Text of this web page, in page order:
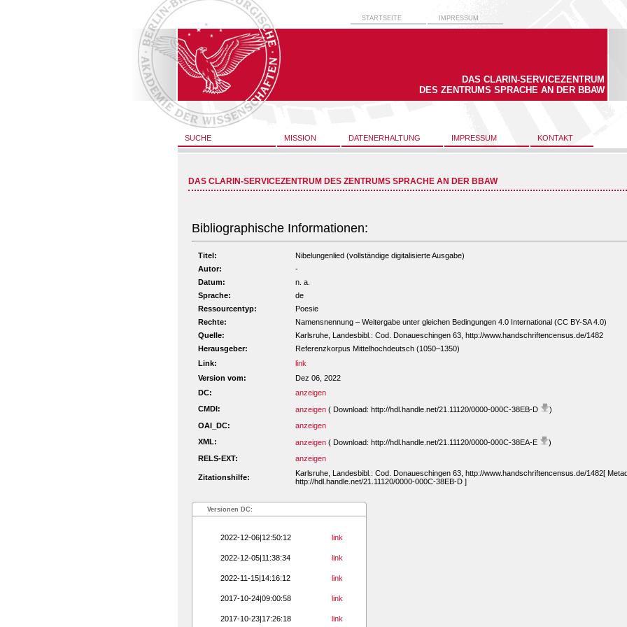
STARTSEITE IMPRESSUM
DAS CLARIN-SERVICEZENTRUM
DES ZENTRUMS SPRACHE AN DER BBAW
SUCHE MISSION DATENERHALTUNG IMPRESSUM KONTAKT
DAS CLARIN-SERVICEZENTRUM DES ZENTRUMS SPRACHE AN DER BBAW
Bibliographische Informationen:
Titel:
Nibelungenlied (vollständige digitalisierte Ausgabe)
Autor:
-
Datum:
n. a.
Sprache:
de
Ressourcentyp:
Poesie
Rechte:
Namensnennung – Weitergabe unter gleichen Bedingungen 4.0 International (CC BY-SA 4.0)
Quelle:
Karlsruhe, Landesbibl.: Cod. Donaueschingen 63, http://www.handschriftencensus.de/1482
Herausgeber:
Referenzkorpus Mittelhochdeutsch (1050–1350)
Link:
link
Version vom:
Dez 06, 2022
DC:
anzeigen
CMDI:
anzeigen ( Download: http://hdl.handle.net/21.11120/0000-000C-38EB-D
)
OAI_DC:
anzeigen
XML:
anzeigen ( Download: http://hdl.handle.net/21.11120/0000-000C-38EA-E
)
RELS-EXT:
anzeigen
Zitationshilfe:
Karlsruhe, Landesbibl.: Cod. Donaueschingen 63, http://www.handschriftencensus.de/1482[
http://hdl.handle.net/21.11120/0000-000C-38EB-D ]
Versionen DC:
2022-12-06|12:50:12 link
2022-12-05|11:38:34 link
2022-11-15|14:16:12 link
2017-10-24|09:00:58 link
2017-10-23|17:26:18 link